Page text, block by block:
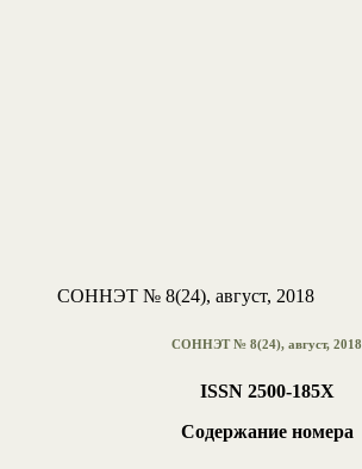
СОННЭТ № 8(24), август, 2018
СОННЭТ № 8(24), август, 2018
ISSN 2500-185Х
Содержание номера